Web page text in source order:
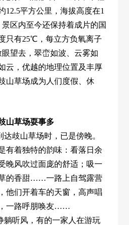
12.5平方公里，海拔高度在1
景区内至今还保持着成片的国
只有25℃，每立方负氧离子
望去，翠峦如波、云雾如
云，优越的地理位置及丰厚
山草场成为人们度假、休
山草场耍事多
歧山草场时，已是傍晚。
有着独特的韵味：看落日余
晚风吹过面庞的舒适；吸一
的香甜……一路上自驾露营
他们开着车的天窗，高声唱
一路呼朋唤友……
躺听风，有的一家人在游玩